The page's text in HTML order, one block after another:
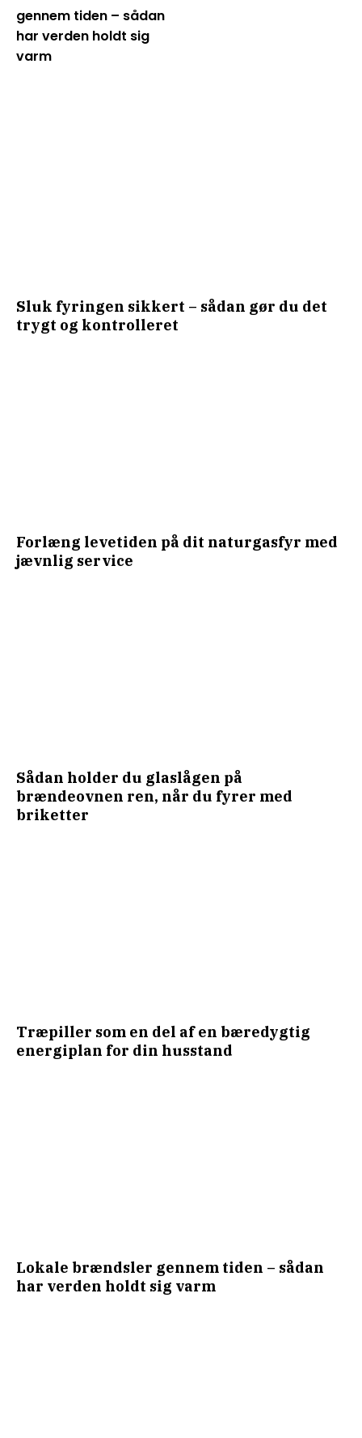
gennem tiden – sådan
har verden holdt sig
varm
Sluk fyringen sikkert – sådan gør du det
trygt og kontrolleret
Forlæng levetiden på dit naturgasfyr med
jævnlig service
Sådan holder du glaslågen på
brændeovnen ren, når du fyrer med
briketter
Træpiller som en del af en bæredygtig
energiplan for din husstand
Lokale brændsler gennem tiden – sådan
har verden holdt sig varm